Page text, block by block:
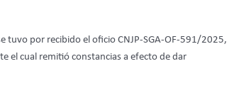
tuvo por recibido el oficio CNJP-SGA-OF-591/2025,
el cual remitió constancias a efecto de dar